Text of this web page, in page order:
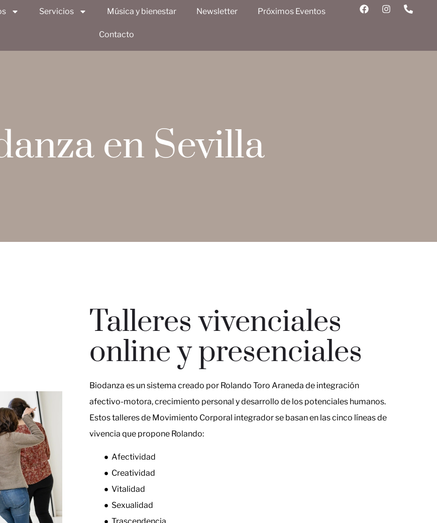
Servicios Música y bienestar Newsletter Próximos Eventos
Contacto
en Sevilla
Talleres vivenciales
online y presenciales
Biodanza es un sistema creado por Rolando Toro Araneda de integración
afectivo-motora, crecimiento personal y desarrollo de los potenciales humanos.
Estos talleres de Movimiento Corporal integrador se basan en las cinco líneas de
vivencia que propone Rolando:
Afectividad
Creatividad
Vitalidad
Sexualidad